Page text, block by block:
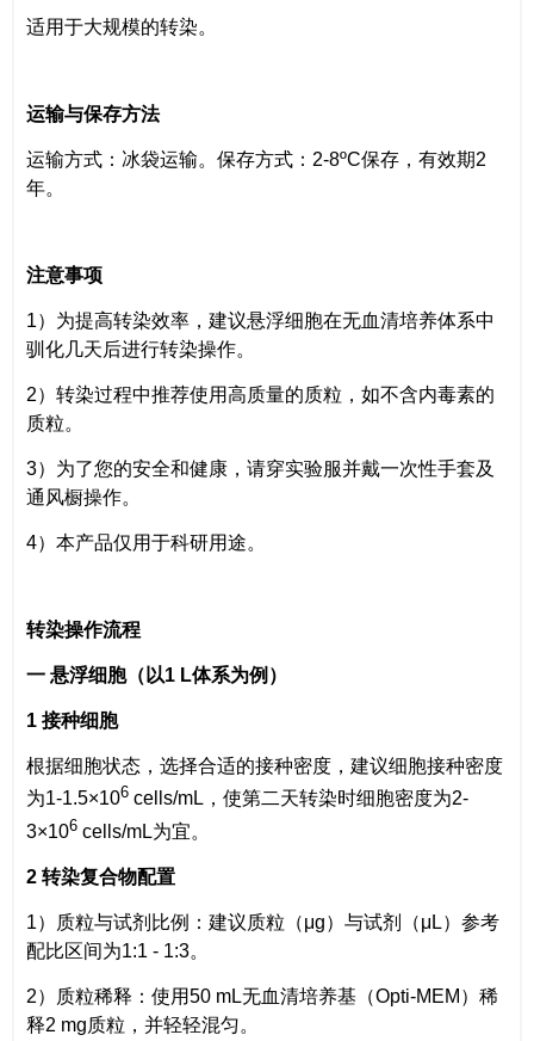
适用于大规模的转染。
运输与保存方法
运输方式：冰袋运输。保存方式：2-8ºC保存，有效期2
年。
注意事项
1）为提高转染效率，建议悬浮细胞在无血清培养体系中
驯化几天后进行转染操作。
2）转染过程中推荐使用高质量的质粒，如不含内毒素的
质粒。
3）为了您的安全和健康，请穿实验服并戴一次性手套及
通风橱操作。
4）本产品仅用于科研用途。
转染操作流程
一 悬浮细胞（以1 L体系为例）
1 接种细胞
根据细胞状态，选择合适的接种密度，建议细胞接种密度
为1-1.5×106 cells/mL，使第二天转染时细胞密度为2-
3×106 cells/mL为宜。
2 转染复合物配置
1）质粒与试剂比例：建议质粒（μg）与试剂（μL）参考
配比区间为1:1 - 1:3。
2）质粒稀释：使用50 mL无血清培养基（Opti-MEM）稀
释2 mg质粒，并轻轻混匀。